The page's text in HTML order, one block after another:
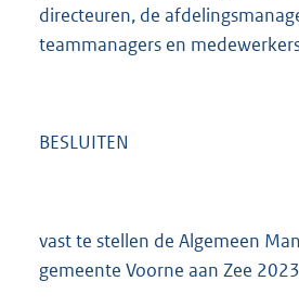
directeuren, de
teammanagers en
BESLUITEN
vast te stellen de Algemeen
gemeente Voorne aan Zee